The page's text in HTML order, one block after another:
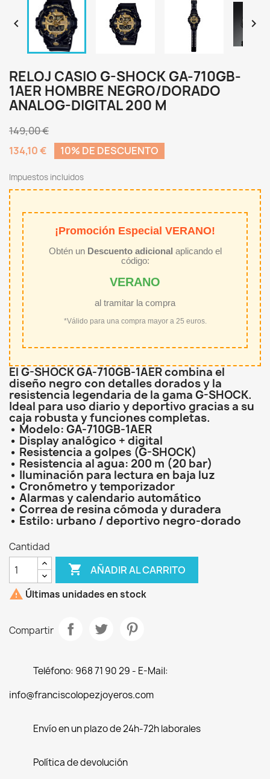
 
RELOJ CASIO G-SHOCK GA-710GB-
1AER HOMBRE NEGRO/DORADO
ANALOG-DIGITAL 200 M
149,00 €
134,10 €
10% DE DESCUENTO
Impuestos incluidos
¡Promoción Especial VERANO!
Obtén un Descuento adicional aplicando el
código:
VERANO
al tramitar la compra
*Válido para una compra mayor a 25 euros.
El G-SHOCK GA-710GB-1AER combina el
diseño negro con detalles dorados y la
resistencia legendaria de la gama G-SHOCK.
Ideal para uso diario y deportivo gracias a su
caja robusta y funciones completas.
• Modelo: GA-710GB-1AER
• Display analógico + digital
• Resistencia a golpes (G-SHOCK)
• Resistencia al agua: 200 m (20 bar)
• Iluminación para lectura en baja luz
• Cronómetro y temporizador
• Alarmas y calendario automático
• Correa de resina cómoda y duradera
• Estilo: urbano / deportivo negro-dorado
Cantidad
 AÑADIR AL CARRITO
 Últimas unidades en stock
Compartir
Teléfono: 968 71 90 29 - E-Mail:
info@franciscolopezjoyeros.com
Envío en un plazo de 24h-72h laborales
Política de devolución